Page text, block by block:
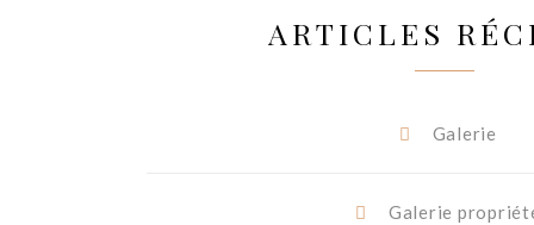
ARTICLES
Galerie
Galerie